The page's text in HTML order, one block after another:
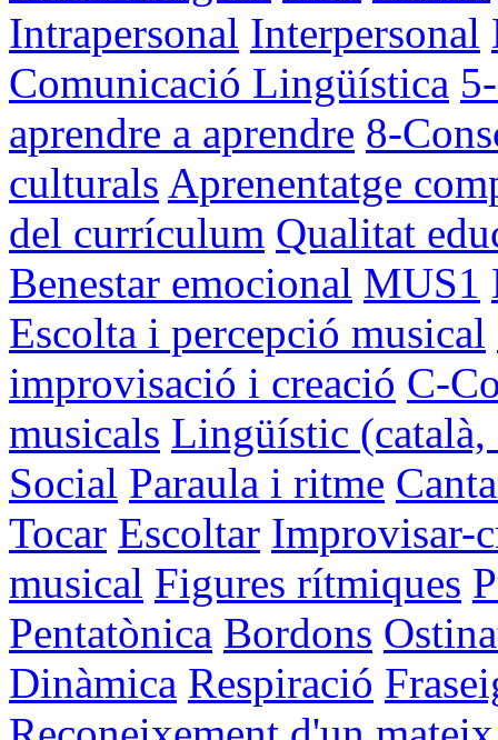
Intrapersonal Interpersonal
Comunicació Lingüística
aprendre a aprendre 8-
culturals Aprenentatge
del currículum Qualitat
Benestar emocional MUS1
Escolta i percepció musical
improvisació i creació C-
musicals Lingüístic (català,
Social Paraula i ritme
Tocar Escoltar Improvisar-
musical Figures rítmiques
Pentatònica Bordons
Dinàmica Respiració